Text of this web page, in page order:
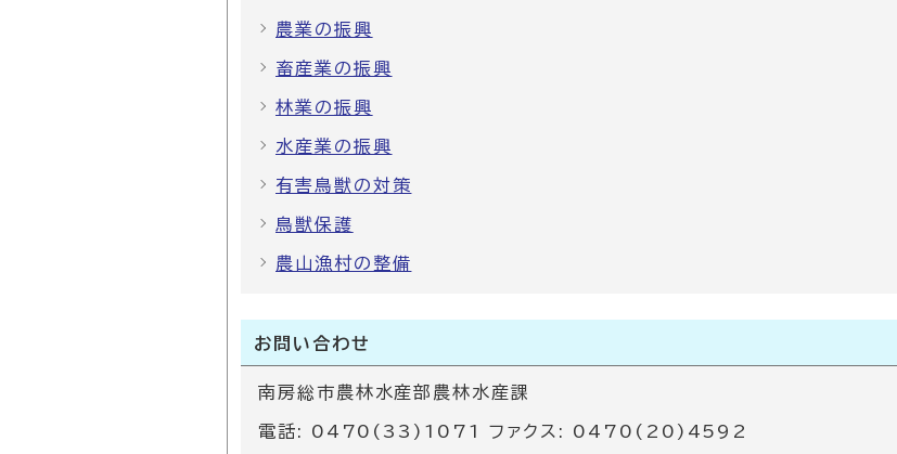
農業の振興
畜産業の振興
林業の振興
水産業の振興
有害鳥獣の対策
鳥獣保護
農山漁村の整備
お問い合わせ
南房総市農林水産部農林水産課
電話: 0470(33)1071 ファクス: 0470(20)4592